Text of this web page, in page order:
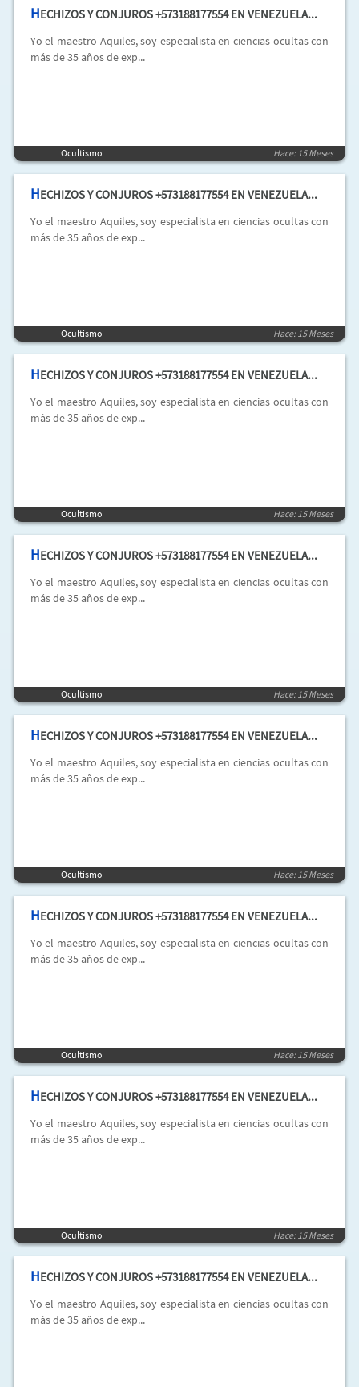
HECHIZOS Y CONJUROS +573188177554 EN VENEZUELA...
Yo el maestro Aquiles, soy especialista en ciencias ocultas con
más de 35 años de exp...
Ocultismo Hace: 15 Meses
HECHIZOS Y CONJUROS +573188177554 EN VENEZUELA...
Yo el maestro Aquiles, soy especialista en ciencias ocultas con
más de 35 años de exp...
Ocultismo Hace: 15 Meses
HECHIZOS Y CONJUROS +573188177554 EN VENEZUELA...
Yo el maestro Aquiles, soy especialista en ciencias ocultas con
más de 35 años de exp...
Ocultismo Hace: 15 Meses
HECHIZOS Y CONJUROS +573188177554 EN VENEZUELA...
Yo el maestro Aquiles, soy especialista en ciencias ocultas con
más de 35 años de exp...
Ocultismo Hace: 15 Meses
HECHIZOS Y CONJUROS +573188177554 EN VENEZUELA...
Yo el maestro Aquiles, soy especialista en ciencias ocultas con
más de 35 años de exp...
Ocultismo Hace: 15 Meses
HECHIZOS Y CONJUROS +573188177554 EN VENEZUELA...
Yo el maestro Aquiles, soy especialista en ciencias ocultas con
más de 35 años de exp...
Ocultismo Hace: 15 Meses
HECHIZOS Y CONJUROS +573188177554 EN VENEZUELA...
Yo el maestro Aquiles, soy especialista en ciencias ocultas con
más de 35 años de exp...
Ocultismo Hace: 15 Meses
HECHIZOS Y CONJUROS +573188177554 EN VENEZUELA...
Yo el maestro Aquiles, soy especialista en ciencias ocultas con
más de 35 años de exp...